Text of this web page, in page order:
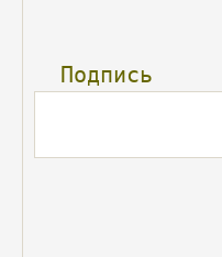
Подпись